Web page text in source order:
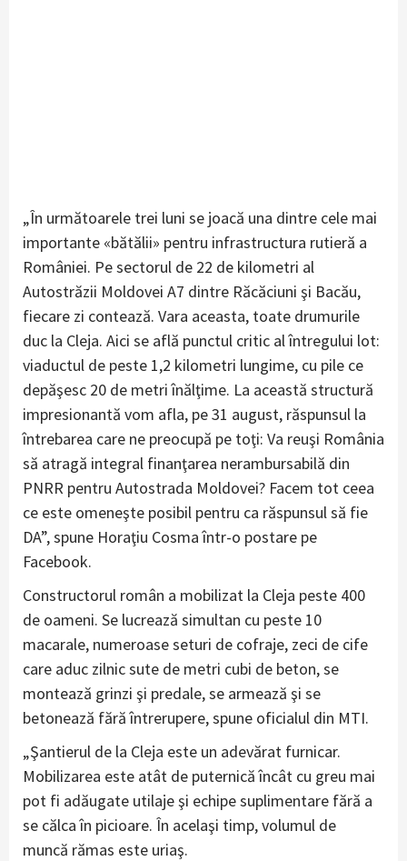
„În următoarele trei luni se joacă una dintre cele mai
importante «bătălii» pentru infrastructura rutieră a
României. Pe sectorul de 22 de kilometri al
Autostrăzii Moldovei A7 dintre Răcăciuni şi Bacău,
fiecare zi contează. Vara aceasta, toate drumurile
duc la Cleja. Aici se află punctul critic al întregului lot:
viaductul de peste 1,2 kilometri lungime, cu pile ce
depăşesc 20 de metri înălţime. La această structură
impresionantă vom afla, pe 31 august, răspunsul la
întrebarea care ne preocupă pe toţi: Va reuşi România
să atragă integral finanţarea nerambursabilă din
PNRR pentru Autostrada Moldovei? Facem tot ceea
ce este omeneşte posibil pentru ca răspunsul să fie
DA”, spune Horaţiu Cosma într-o postare pe
Facebook.
Constructorul român a mobilizat la Cleja peste 400
de oameni. Se lucrează simultan cu peste 10
macarale, numeroase seturi de cofraje, zeci de cife
care aduc zilnic sute de metri cubi de beton, se
montează grinzi şi predale, se armează şi se
betonează fără întrerupere, spune oficialul din MTI.
„Şantierul de la Cleja este un adevărat furnicar.
Mobilizarea este atât de puternică încât cu greu mai
pot fi adăugate utilaje şi echipe suplimentare fără a
se călca în picioare. În acelaşi timp, volumul de
muncă rămas este uriaş.